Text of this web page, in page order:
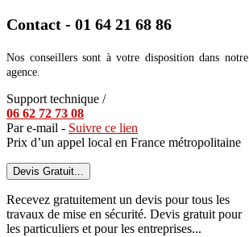
Contact - 01 64 21 68 86
Nos conseillers sont à votre disposition dans notre
agence.
Support technique /
06 62 72 73 08
Par e-mail - Suivre ce lien
Prix d’un appel local en France métropolitaine
Devis Gratuit...
Recevez gratuitement un devis pour tous les
travaux de mise en sécurité. Devis gratuit pour
les particuliers et pour les entreprises...